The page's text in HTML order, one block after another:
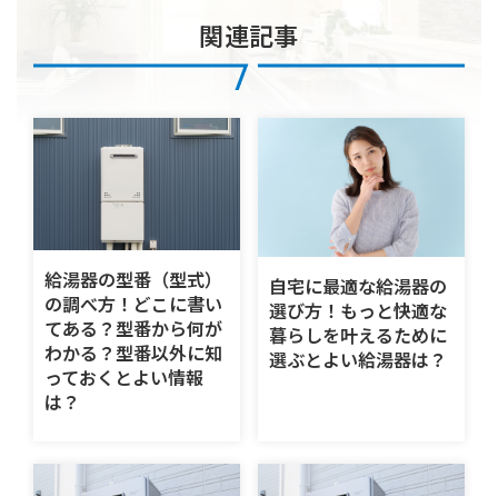
関連記事
給湯器の型番（型式）
の調べ方！どこに書い
てある？型番から何が
わかる？型番以外に知
っておくとよい情報
は？
自宅に最適な給湯器の
選び方！もっと快適な
暮らしを叶えるために
選ぶとよい給湯器は？